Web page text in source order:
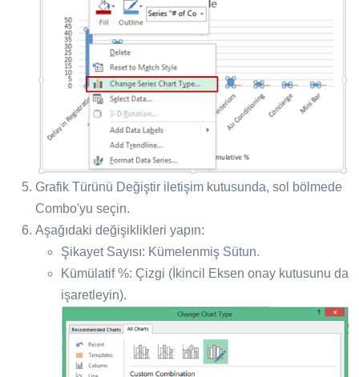
Grafik Türünü Değiştir iletişim kutusunda, sol bölmede
Combo'yu seçin.
Aşağıdaki değişiklikleri yapın:
Şikayet Sayısı: Kümelenmiş Sütun.
Kümülatif %: Çizgi (İkincil Eksen onay kutusunu da
işaretleyin).